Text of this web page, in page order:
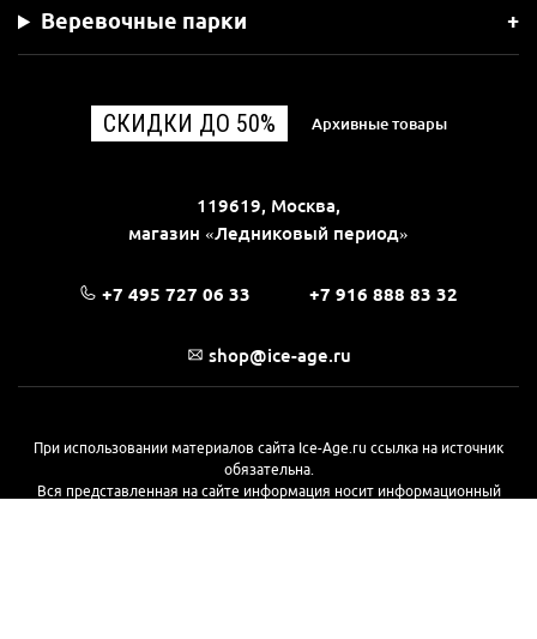
Веревочные парки
СКИДКИ ДО 50% Архивные товары
119619, Москва,
магазин «Ледниковый период»
+7 495 727 06 33 +7 916 888 83 32
shop@ice-age.ru
При использовании материалов сайта Ice-Age.ru ссылка на источник
обязательна.
Вся представленная на сайте информация носит информационный